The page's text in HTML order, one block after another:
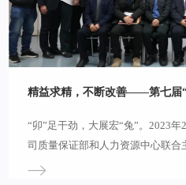
的主题演讲;并颁发了“在场·2022
责任优秀企业”等奖项。在企业社
人就企业家及其精神的历史贡献、
“卯”足干劲，大展宏“兔”。2023
司质量保证部和人力资源中心联合
进竞赛火热开赛。经过前期准备，